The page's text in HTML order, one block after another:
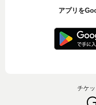
アプリを
チケ